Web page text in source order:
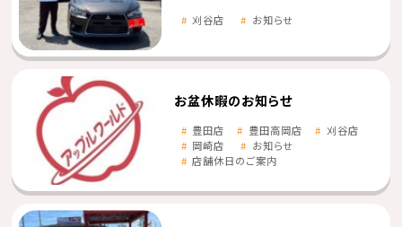
刈谷店 お知らせ
お盆休暇のお知らせ
豊田店 豊田高岡店
刈谷店
岡崎店
お知らせ
店舗休日のご案内